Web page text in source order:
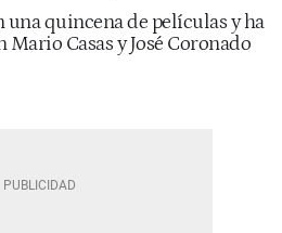
una quincena de películas y ha
Casas y José Coronado